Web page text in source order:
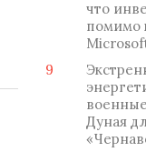
что
помимо
9
Дуная